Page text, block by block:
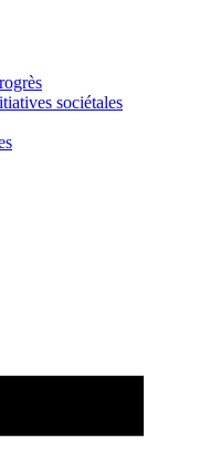
sociétales